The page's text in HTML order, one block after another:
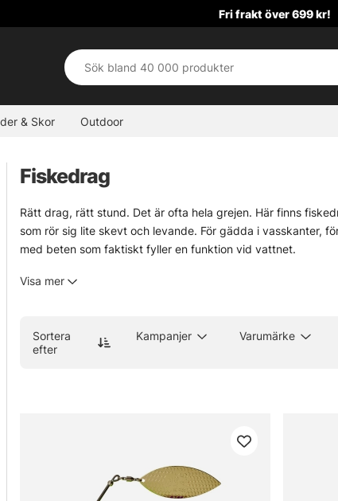
Fri frakt över 699 kr!
& Skor Outdoor
Fiskedrag
Rätt drag, rätt stund. Det är ofta hela grejen. Här finns
som rör sig lite skevt och levande. För gädda i vasskanter,
med beten som faktiskt fyller en funktion vid vattnet.
ett säkert val i många lägen. Och när fisken vill ha något
Jerkbaits Tailbeten Wobblers Alla
Visa mer
Sortera
efter
Kampanjer Varumärke